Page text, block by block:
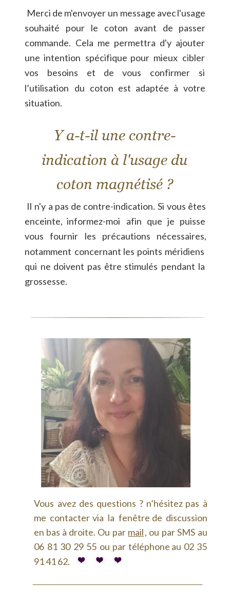
Merci de m'envoyer un message avecl'usage
souhaité
pour le coton avant de passer
commande. Cela me permettra d'y ajouter
une intention spécifique pour mieux cibler
vos
besoins et de vous confirmer
si
l’utilisation du coton est adaptée à votre
situation.
Y a-t-il une contre-
indication à l'usage du
coton magnétisé ?
Il n'y a pas de contre-indication. Si vous êtes
enceinte, informez-moi afin que je puisse
vous fournir les précautions
nécessaires,
notamment concernant les points méridiens
qui ne doivent pas être stimulés pendant la
grossesse.
Vous avez des questions ? n’hésitez pas à
me contacter via la fenêtre de discussion
en bas à droite. Ou par mail, ou par SMS au
06 81 30 29 55 ou par téléphone au 02 35
91 41 62.